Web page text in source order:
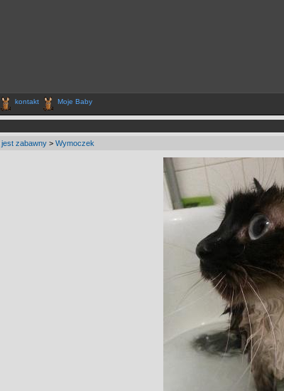
kontakt Moje Baby
jest zabawny > Wymoczek